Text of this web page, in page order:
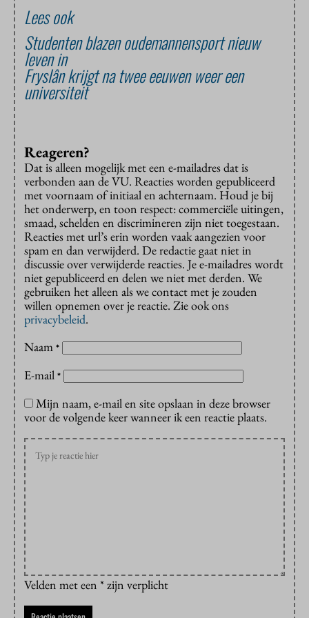
Lees ook
Studenten blazen oudemannensport nieuw
leven in
Fryslân krijgt na twee eeuwen weer een
universiteit
Reageren?
Dat is alleen mogelijk met een e-mailadres dat is
verbonden aan de VU. Reacties worden gepubliceerd
met voornaam of initiaal en achternaam. Houd je bij
het onderwerp, en toon respect: commerciële uitingen,
smaad, schelden en discrimineren zijn niet toegestaan.
Reacties met url’s erin worden vaak aangezien voor
spam en dan verwijderd. De redactie gaat niet in
discussie over verwijderde reacties. Je e-mailadres wordt
niet gepubliceerd en delen we niet met derden. We
gebruiken het alleen als we contact met je zouden
willen opnemen over je reactie. Zie ook ons
privacybeleid.
Naam *
E-mail *
Mijn naam, e-mail en site opslaan in deze browser
voor de volgende keer wanneer ik een reactie plaats.
Velden met een * zijn verplicht